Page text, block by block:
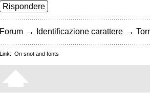
Rispondere
Forum → Identificazione carattere →
Link: On snot and fonts